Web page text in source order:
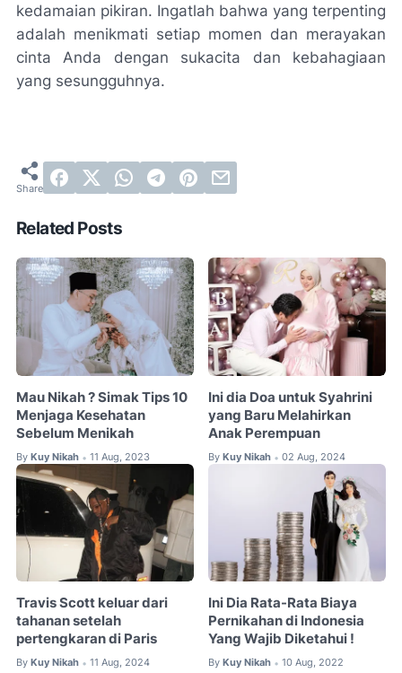
kedamaian pikiran. Ingatlah bahwa yang terpenting
adalah menikmati setiap momen dan merayakan
cinta Anda dengan sukacita dan kebahagiaan
yang sesungguhnya.
Related Posts
Mau Nikah ? Simak Tips 10
Menjaga Kesehatan
Sebelum Menikah
By Kuy Nikah • 11 Aug, 2023
Ini dia Doa untuk Syahrini
yang Baru Melahirkan
Anak Perempuan
By Kuy Nikah • 02 Aug, 2024
Travis Scott keluar dari
tahanan setelah
pertengkaran di Paris
By Kuy Nikah • 11 Aug, 2024
Ini Dia Rata-Rata Biaya
Pernikahan di Indonesia
Yang Wajib Diketahui !
By Kuy Nikah • 10 Aug, 2022